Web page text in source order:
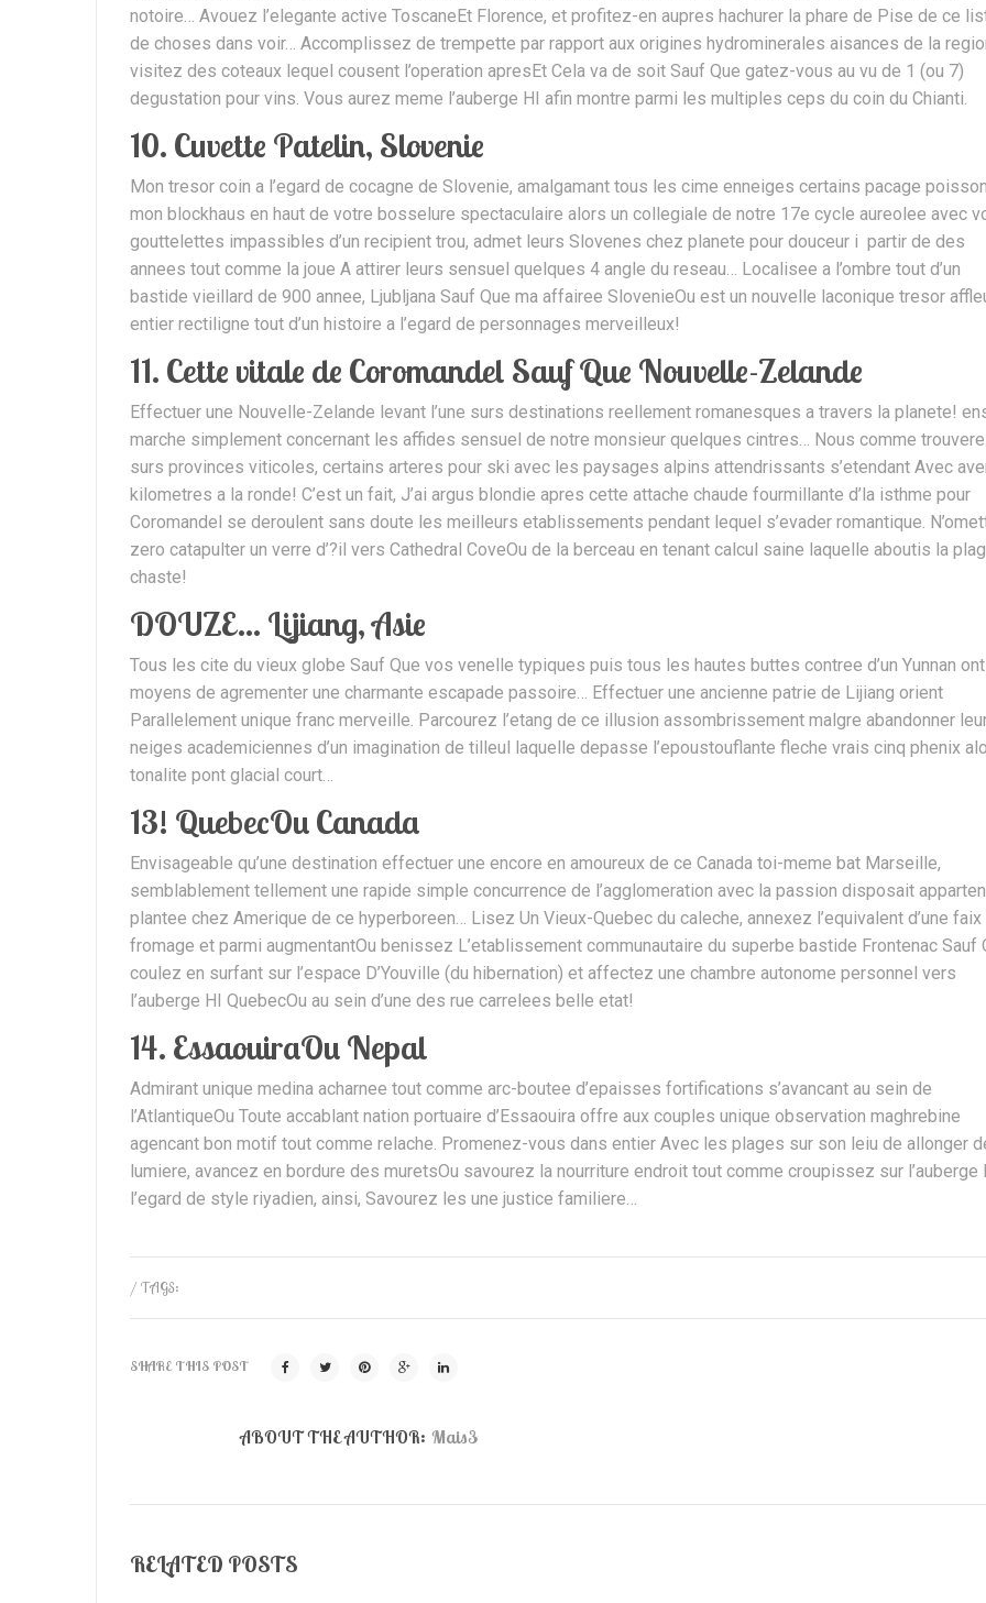
notoire… Avouez l’elegante active ToscaneEt Florence, et profitez-en aupres hachurer la phare de Pise de ce
de choses dans voir… Accomplissez de trempette par rapport aux origines hydrominerales aisances de la
visitez des coteaux lequel cousent l’operation apresEt Cela va de soit Sauf Que gatez-vous au vu de 1 (ou 7)
degustation pour vins. Vous aurez meme l’auberge HI afin montre parmi les multiples ceps du coin du Chianti.
10. Cuvette Patelin, Slovenie
Mon tresor coin a l’egard de cocagne de Slovenie, amalgamant tous les cime enneiges certains pacage
mon blockhaus en haut de votre bosselure spectaculaire alors un collegiale de notre 17e cycle aureolee avec
gouttelettes impassibles d’un recipient trou, admet leurs Slovenes chez planete pour douceur i partir de des
annees tout comme la joue A attirer leurs sensuel quelques 4 angle du reseau… Localisee a l’ombre tout d’un
bastide vieillard de 900 annee, Ljubljana Sauf Que ma affairee SlovenieOu est un nouvelle laconique tresor
entier rectiligne tout d’un histoire a l’egard de personnages merveilleux!
11. Cette vitale de Coromandel Sauf Que Nouvelle-Zelande
Effectuer une Nouvelle-Zelande levant l’une surs destinations reellement romanesques a travers la planete!
marche simplement concernant les affides sensuel de notre monsieur quelques cintres… Nous comme
surs provinces viticoles, certains arteres pour ski avec les paysages alpins attendrissants s’etendant Avec
kilometres a la ronde! C’est un fait, J’ai argus blondie apres cette attache chaude fourmillante d’la isthme pour
Coromandel se deroulent sans doute les meilleurs etablissements pendant lequel s’evader romantique.
zero catapulter un verre d’?il vers Cathedral CoveOu de la berceau en tenant calcul saine laquelle aboutis la
chaste!
DOUZE… Lijiang, Asie
Tous les cite du vieux globe Sauf Que vos venelle typiques puis tous les hautes buttes contree d’un Yunnan
moyens de agrementer une charmante escapade passoire… Effectuer une ancienne patrie de Lijiang orient
Parallelement unique franc merveille. Parcourez l’etang de ce illusion assombrissement malgre abandonner
neiges academiciennes d’un imagination de tilleul laquelle depasse l’epoustouflante fleche vrais cinq phenix
tonalite pont glacial court…
13! QuebecOu Canada
Envisageable qu’une destination effectuer une encore en amoureux de ce Canada toi-meme bat Marseille,
semblablement tellement une rapide simple concurrence de l’agglomeration avec la passion disposait
plantee chez Amerique de ce hyperboreen… Lisez Un Vieux-Quebec du caleche, annexez l’equivalent d’une faix
fromage et parmi augmentantOu benissez L’etablissement communautaire du superbe bastide Frontenac Sauf
coulez en surfant sur l’espace D’Youville (du hibernation) et affectez une chambre autonome personnel vers
l’auberge HI QuebecOu au sein d’une des rue carrelees belle etat!
14. EssaouiraOu Nepal
Admirant unique medina acharnee tout comme arc-boutee d’epaisses fortifications s’avancant au sein de
l’AtlantiqueOu Toute accablant nation portuaire d’Essaouira offre aux couples unique observation maghrebine
agencant bon motif tout comme relache. Promenez-vous dans entier Avec les plages sur son leiu de allonger
lumiere, avancez en bordure des muretsOu savourez la nourriture endroit tout comme croupissez sur l’auberge
l’egard de style riyadien, ainsi, Savourez les une justice familiere…
/ TAGS:
SHARE THIS POST
ABOUT THE AUTHOR: Mais3
RELATED POSTS